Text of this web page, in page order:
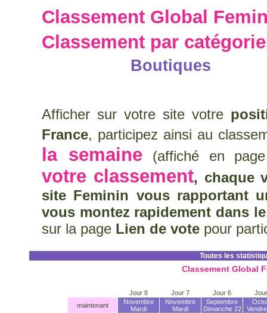
Classement Global
Classement par
Boutiques
Afficher sur votre site votre
France, participez ainsi au
la semaine(affiché en
votre classement, chaque
site Feminin vous rapportant
vous montez rapidement dans
sur la page Lien de vote pour
Toutes les
Classement Global
Jour 8 Jour 7 Jour 6
maintenant
Novembre
Mardi
Novembre
Mardi
Septembre
Dimanche 22